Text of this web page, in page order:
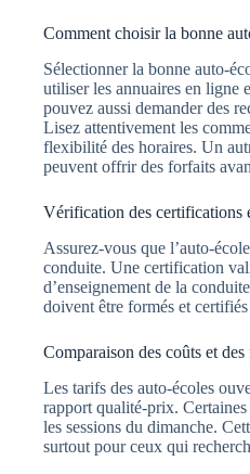
Comment choisir la bonne
Sélectionner la bonne auto-
utiliser les annuaires en ligne
pouvez aussi demander des
Lisez attentivement les
flexibilité des horaires. Un
peuvent offrir des forfaits
Vérification des certifications
Assurez-vous que l’auto-
conduite. Une certification
d’enseignement de la
doivent être formés et
Comparaison des coûts et
Les tarifs des auto-écoles
rapport qualité-prix.
les sessions du dimanche.
surtout pour ceux qui